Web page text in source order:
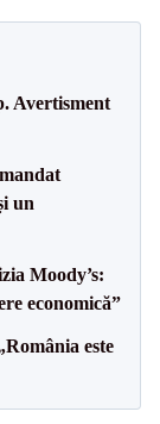
Avertisment
un
Moody’s:
economică”
este